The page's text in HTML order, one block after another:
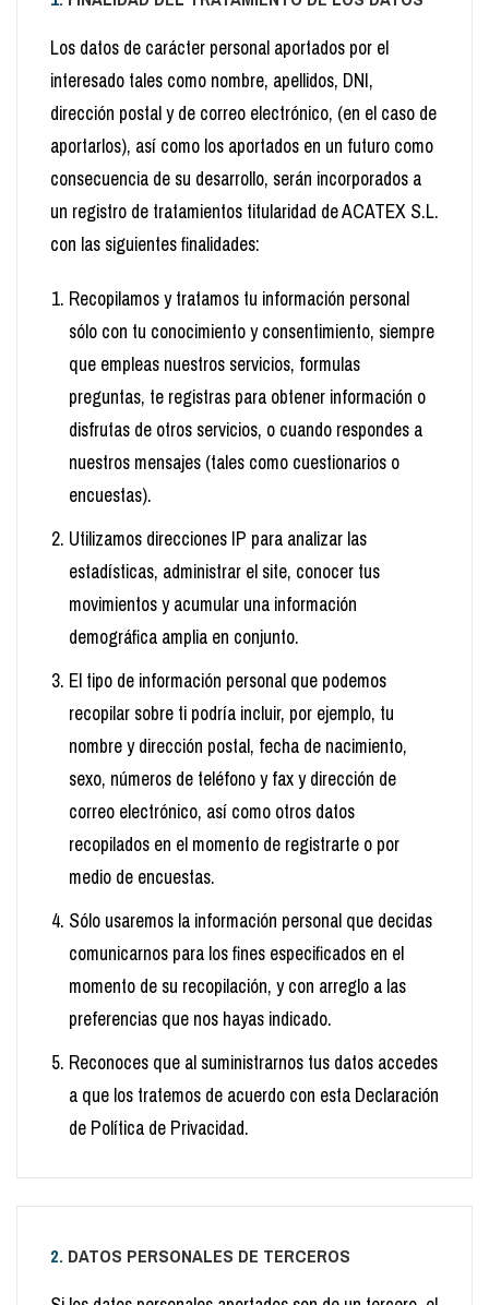
Los datos de carácter personal aportados por el
interesado tales como nombre, apellidos, DNI,
dirección postal y de correo electrónico, (en el caso de
aportarlos), así como los aportados en un futuro como
consecuencia de su desarrollo, serán incorporados a
un registro de tratamientos titularidad de ACATEX S.L.
con las siguientes finalidades:
Recopilamos y tratamos tu información personal
sólo con tu conocimiento y consentimiento, siempre
que empleas nuestros servicios, formulas
preguntas, te registras para obtener información o
disfrutas de otros servicios, o cuando respondes a
nuestros mensajes (tales como cuestionarios o
encuestas).
Utilizamos direcciones IP para analizar las
estadísticas, administrar el site, conocer tus
movimientos y acumular una información
demográfica amplia en conjunto.
El tipo de información personal que podemos
recopilar sobre ti podría incluir, por ejemplo, tu
nombre y dirección postal, fecha de nacimiento,
sexo, números de teléfono y fax y dirección de
correo electrónico, así como otros datos
recopilados en el momento de registrarte o por
medio de encuestas.
Sólo usaremos la información personal que decidas
comunicarnos para los fines especificados en el
momento de su recopilación, y con arreglo a las
preferencias que nos hayas indicado.
Reconoces que al suministrarnos tus datos accedes
a que los tratemos de acuerdo con esta Declaración
de Política de Privacidad.
2.DATOS PERSONALES DE TERCEROS